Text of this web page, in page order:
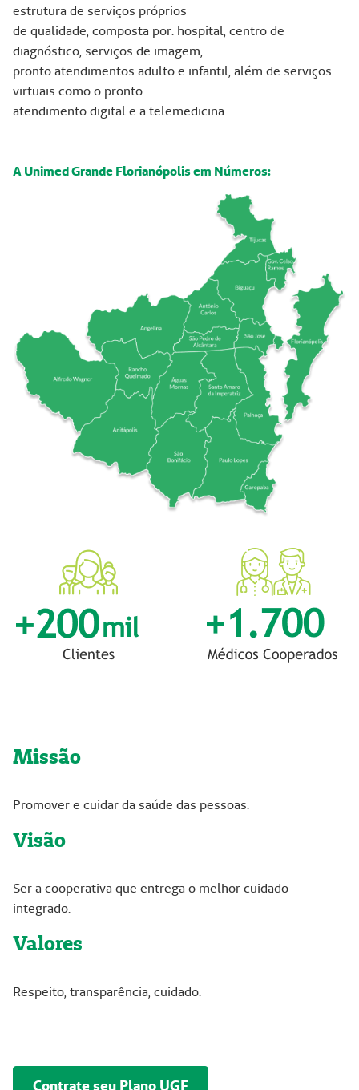
estrutura de serviços próprios
de qualidade, composta por: hospital, centro de
diagnóstico, serviços de imagem,
pronto atendimentos adulto e infantil, além de serviços
virtuais como o pronto
atendimento digital e a telemedicina.
A Unimed Grande Florianópolis em Números:
Missão
Promover e cuidar da saúde das pessoas.
Visão
Ser a cooperativa que entrega o melhor cuidado
integrado.
Valores
Respeito, transparência, cuidado.
Contrate seu Plano UGF